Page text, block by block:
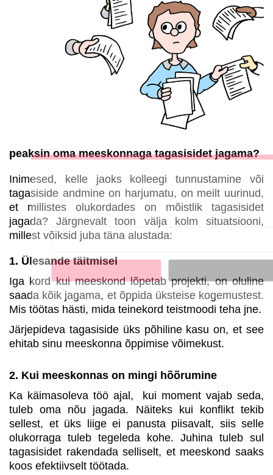
peaksin oma meeskonnaga tagasisidet jagama?
Inimesed, kelle jaoks kolleegi tunnustamine või
tagasiside andmine on harjumatu, on meilt uurinud,
et millistes olukordades on mõistlik tagasisidet
jagada? Järgnevalt toon välja kolm situatsiooni,
millest võiksid juba täna alustada:
1. Ülesande täitmisel
Iga kord kui meeskond lõpetab projekti, on oluline
saada kõik jagama, et õppida üksteise kogemustest.
Mis töötas hästi, mida teinekord teistmoodi teha jne.
Järjepideva tagasiside üks põhiline kasu on, et see
ehitab sinu meeskonna õppimise võimekust.
2. Kui meeskonnas on mingi hõõrumine
Ka käimasoleva töö ajal, kui moment vajab seda,
tuleb oma nõu jagada. Näiteks kui konflikt tekib
sellest, et üks liige ei panusta piisavalt, siis selle
olukorraga tuleb tegeleda kohe. Juhina tuleb sul
tagasisidet rakendada selliselt, et meeskond saaks
koos efektiivselt töötada.
LIITU UUDISKIRJAGA
Ära jää ilma uudistest ja põnevatest lugudest
personaliarenduse valdkonnas